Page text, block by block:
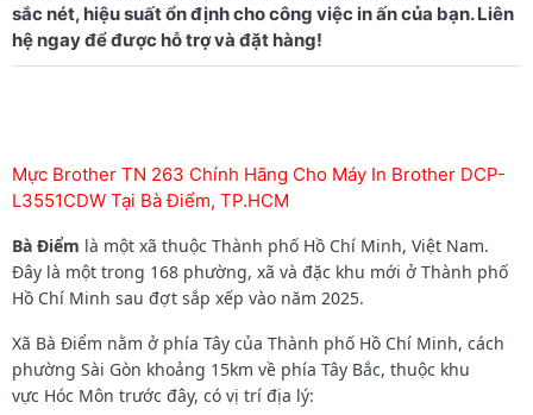
sắc nét, hiệu suất ổn định cho công việc in ấn của bạn. Liên
Mực Brother TN 263 Chính Hãng Cho Máy In Brother DCP-
L3551CDW Tại Bà Điểm, TP.HCM
Bà Điểm là một xã thuộc Thành phố Hồ Chí Minh, Việt Nam.
Đây là một trong 168 phường, xã và đặc khu mới ở Thành phố
Hồ Chí Minh sau đợt sắp xếp vào năm 2025.
Xã Bà Điểm nằm ở phía Tây của Thành phố Hồ Chí Minh, cách
phường Sài Gòn khoảng 15km về phía Tây Bắc, thuộc khu
vực Hóc Môn trước đây, có vị trí địa lý: